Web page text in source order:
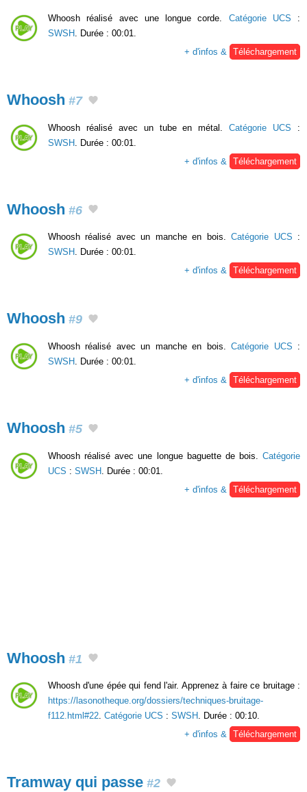
Whoosh réalisé avec une longue corde. Catégorie UCS :
SWSH
. Durée : 00:01.
+ d'infos &
Téléchargement
Whoosh #7
Whoosh réalisé avec un tube en métal.Catégorie UCS :
SWSH . Durée : 00:01.
+ d'infos &
Téléchargement
Whoosh #6
Whoosh réalisé avec un manche en bois.Catégorie UCS :
SWSH . Durée : 00:01.
+ d'infos & Téléchargement
Whoosh #9
Whoosh réalisé avec un manche en bois.Catégorie UCS :
SWSH
. Durée : 00:01.
+ d'infos &
Téléchargement
Whoosh #5
Whoosh réalisé avec une longue baguette de bois. Catégorie
UCS : SWSH . Durée : 00:01.
+ d'infos &
Téléchargement
Whoosh #1
Whoosh d'une épée qui fend l'air. Apprenez à faire ce bruitage :
https://lasonotheque.org/dossiers/techniques-bruitage-
f112.html#22. Catégorie UCS : SWSH . Durée : 00:10.
+ d'infos & Téléchargement
Tramway qui passe #2